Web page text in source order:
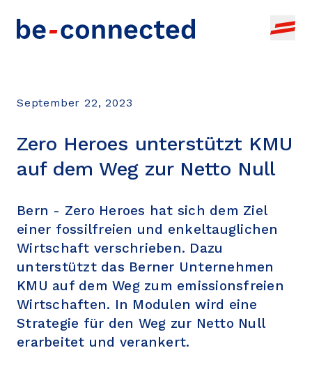
Education, research + development
Business idea
Setting up a company
Infrastructure + Premises
Financing
Business development
Network
News
Bernese News Pool
Share your own news
Agenda
All events
Add your own event
About
SEARCH OFFER EN
September 22, 2023
Zero Heroes unterstützt KMU
auf dem Weg zur Netto Null
Bern - Zero Heroes hat sich dem Ziel
einer fossilfreien und enkeltauglichen
Wirtschaft verschrieben. Dazu
unterstützt das Berner Unternehmen
KMU auf dem Weg zum emissionsfreien
Wirtschaften. In Modulen wird eine
Strategie für den Weg zur Netto Null
erarbeitet und verankert.